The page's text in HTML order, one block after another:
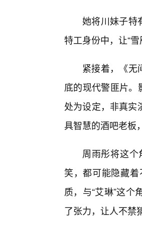
她将川妹子特
特工身份中，让“
紧接着，《无
底的现代警匪片。
处为设定，非真实
具智慧的酒吧老板
周雨彤将这
笑，都可能隐藏
质，与“艾琳”这
了张力，让人不禁